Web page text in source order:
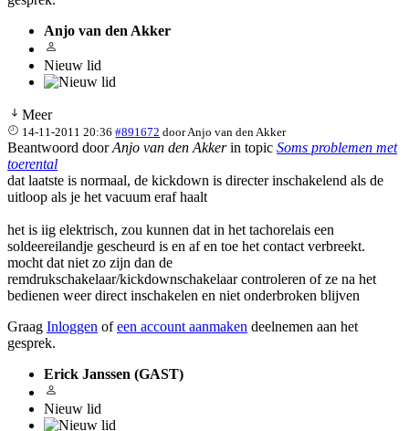
Anjo van den Akker
Nieuw lid
Meer
14-11-2011 20:36 #891672 doorAnjo van den Akker
Beantwoord doorAnjo van den Akkerin topic Soms problemen met
toerental
dat laatste is normaal, de kickdown is directer inschakelend als de
uitloop als je het vacuum eraf haalt
het is iig elektrisch, zou kunnen dat in het tachorelais een
soldeereilandje gescheurd is en af en toe het contact verbreekt.
mocht dat niet zo zijn dan de
remdrukschakelaar/kickdownschakelaar controleren of ze na het
bedienen weer direct inschakelen en niet onderbroken blijven
Graag Inloggen ofeen account aanmaken deelnemen aan het
gesprek.
Erick Janssen (GAST)
Nieuw lid